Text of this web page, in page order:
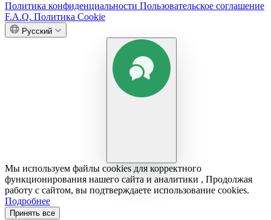
Политика конфиденциальности Пользовательское соглашение
F.A.Q. Политика Cookie
Русский
Мы используем файлы cookies для корректного
функционирования нашего сайта и аналитики , Продолжая
работу с сайтом, вы подтверждаете использование cookies.
Подробнее
Принять все